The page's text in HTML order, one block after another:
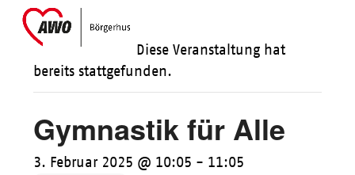
SkipOpen
mobile
Close
mobile
Diese Veranstaltung hat
bereits stattgefunden.
Gymnastik für Alle
3. Februar 2025 @ 10:05 - 11:05